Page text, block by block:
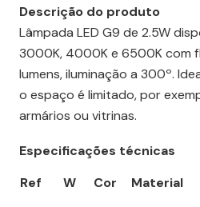
Descrição do produto
Lâmpada LED G9 de 2.5W
3000K, 4000K e 6500K com
lumens, iluminação a 300º.
o espaço é limitado, por
armários ou vitrinas.
Especificações técnicas
Ref
W Cor Material